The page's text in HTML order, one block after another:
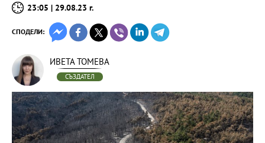
23:05 | 29.08.23 г.
СПОДЕЛИ:
ИВЕТА ТОМЕВА
СЪЗДАТЕЛ